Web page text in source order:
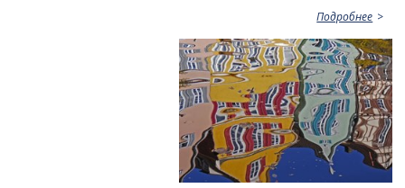
Подробнее